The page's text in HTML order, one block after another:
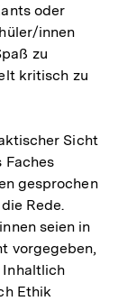
oder
innen
zu
kritisch zu
Sicht
Faches
gesprochen
Rede.
seien in
vorgegeben,
Inhaltlich
Ethik